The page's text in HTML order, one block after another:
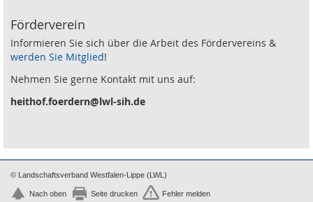
Förderverein
Informieren Sie sich über die Arbeit des Fördervereins &
werden Sie Mitglied!
Nehmen Sie gerne Kontakt mit uns auf:
heithof.foerdern@lwl-sih.de
© Landschaftsverband Westfalen-Lippe (LWL)
Nach oben Seite drucken Fehler melden